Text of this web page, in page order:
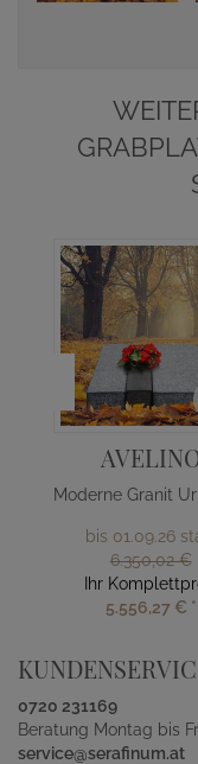
bis 01.09.26
6.350,02 €
Ihr
5.556,27 € *
0720 231169
Beratung Montag bis
service@serafinum.at